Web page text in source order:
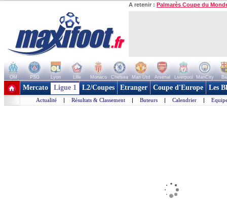
A retenir : Palmarès Coupe du
OM PSG Lyon Lille Monaco Chelsea Man Utd Arsenal Liverpool ManCity
+ de clubs
Mercato Ligue 1 L2/Coupes Etranger Coupe d'Europe Les
Actualité | Résultats & Classement | Buteurs | Calendrier |